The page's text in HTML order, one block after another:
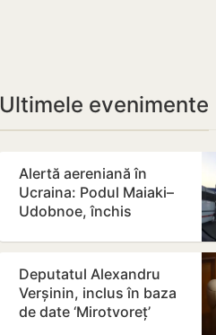
Ultimele evenimente
Alertă aereniană în
Ucraina: Podul Maiaki–
Udobnoe, închis
Deputatul Alexandru
Verșinin, inclus în baza
de date ‘Mirotvoreț’